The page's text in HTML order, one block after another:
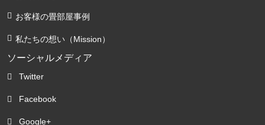
お客様の畳部屋事例
私たちの想い（Mission）
ソーシャルメディア
Twitter
Facebook
Google+